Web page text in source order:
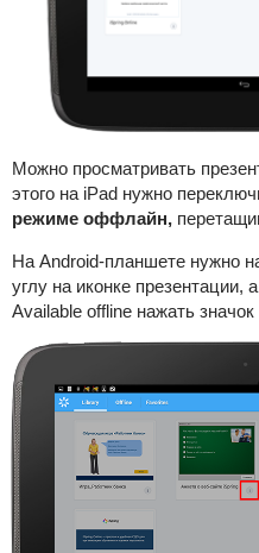
Можно просматривать
этого на iPad нужно
режиме оффлайн,
На Android-планшете нужно
углу на иконке презентации,
Available offline нажать